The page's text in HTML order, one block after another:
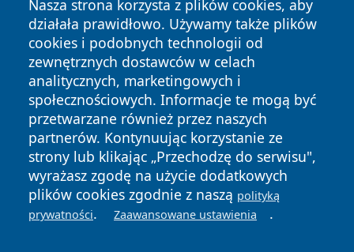
Nasza strona korzysta z plików cookies, aby
działała prawidłowo. Używamy także plików
cookies i podobnych technologii od
zewnętrznych dostawców w celach
analitycznych, marketingowych i
społecznościowych. Informacje te mogą być
przetwarzane również przez naszych
partnerów. Kontynuując korzystanie ze
strony lub klikając „Przechodzę do serwisu",
wyrażasz zgodę na użycie dodatkowych
plików cookies zgodnie z naszą polityką
prywatności. Zaawansowane ustawienia .
Copyright © 2026 swidnicanews.pl Wszystkie prawa
zastrzeżone.
News Autorzy
Polityka
Prywatności
Polityka
Cookies